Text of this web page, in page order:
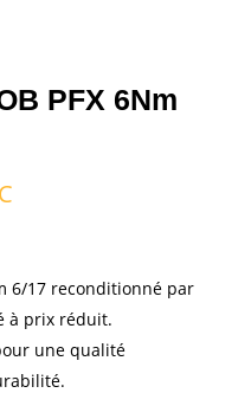
PFX 6Nm
€
€
6/17 reconditionné par
à prix réduit.
une qualité